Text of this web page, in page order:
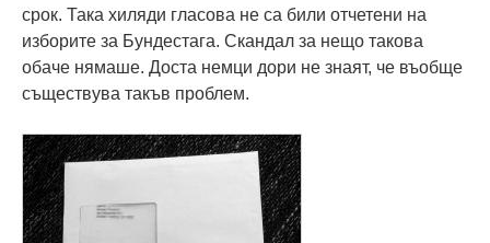
срок. Така хиляди гласова не са били отчетени на
изборите за Бундестага. Скандал за нещо такова
обаче нямаше. Доста немци дори не знаят, че въобще
съществува такъв проблем.